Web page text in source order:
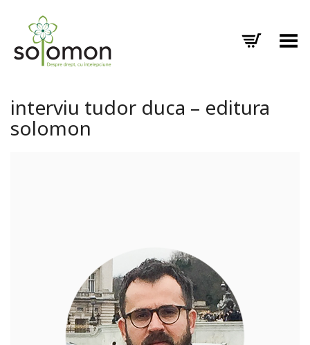
Toggle Menu
interviu tudor duca – editura
solomon